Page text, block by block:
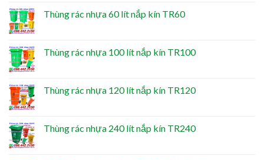
Thùng rác nhựa 60 lít nắp kín TR60
Thùng rác nhựa 100 lít nắp kín TR100
Thùng rác nhựa 120 lít nắp kín TR120
Thùng rác nhựa 240 lít nắp kín TR240